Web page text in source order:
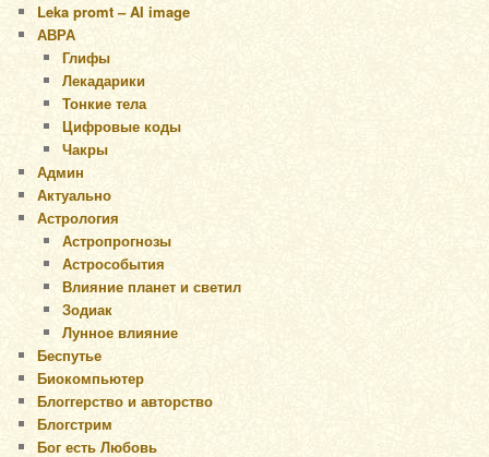
Leka promt – AI image
АВРА
Глифы
Лекадарики
Тонкие тела
Цифровые коды
Чакры
Админ
Актуально
Астрология
Астропрогнозы
Астрособытия
Влияние планет и светил
Зодиак
Лунное влияние
Беспутье
Биокомпьютер
Блоггерство и авторство
Блогстрим
Бог есть Любовь